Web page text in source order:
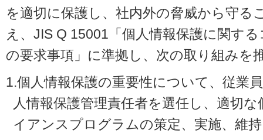
を適切に保護し、社内外の脅威から守る
え、JIS Q 15001「個人情報保護に関す
の要求事項」に準拠し、次の取り組みを
1.個人情報保護の重要性について、従業
人情報保護管理責任者を選任し、適切
イアンスプログラムの策定、実施、維